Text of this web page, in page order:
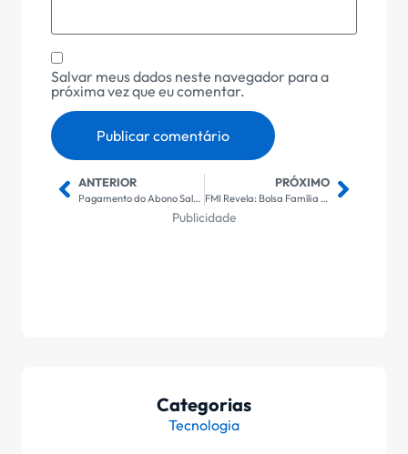
Salvar meus dados neste navegador para a
próxima vez que eu comentar.
ANTERIOR
Pagamento do Abono Salarial Inicia Nesta Segunda-feira: Tudo que Você Precisa Saber
PRÓXIMO
FMI Revela: Bolsa Família e Seu Impacto Real no Mercado de Trabalho Feminino
Publicidade
Categorias
Tecnologia